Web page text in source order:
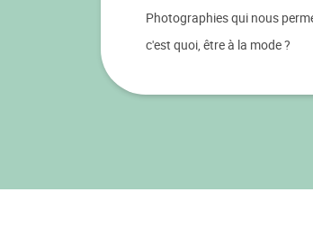
Photographies qui nous
c'est quoi, être à la mode ?